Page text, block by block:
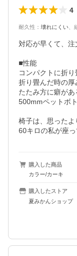
4
耐久性 ： 壊れにくい
対応が早くて、
■性能
コンパクトに折り
折り畳んだ時の
たたみ方に癖が
500mmペットボ
椅子は、思ったよ
購入した商品
カラー/カーキ
購入したストア
夏みかんショップ